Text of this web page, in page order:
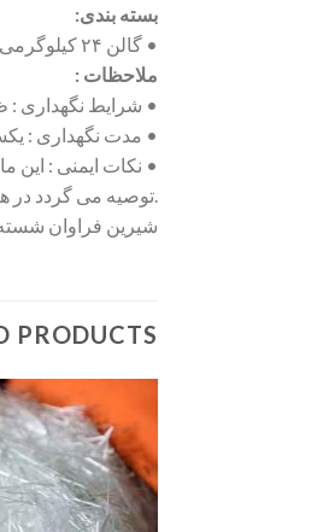
بسته بندی:
• گالن ۲۴ کیلوگرمی
ملاحظات :
• شرایط نگهداری : ظرف در
• مدت نگهداری :
• نکات ایمنی : این
.توصیه می گردد در
شیرین فراوان
PRODUCTS